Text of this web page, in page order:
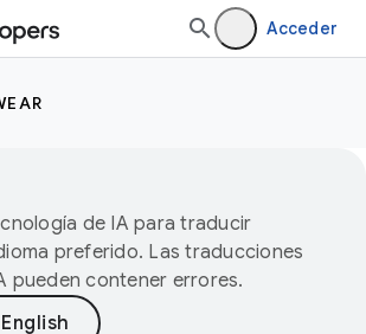
Acceder
de IA para traducir
preferido. Las traducciones
pueden contener errores.